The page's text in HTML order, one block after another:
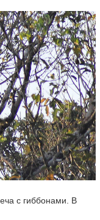
с гиббонами. В